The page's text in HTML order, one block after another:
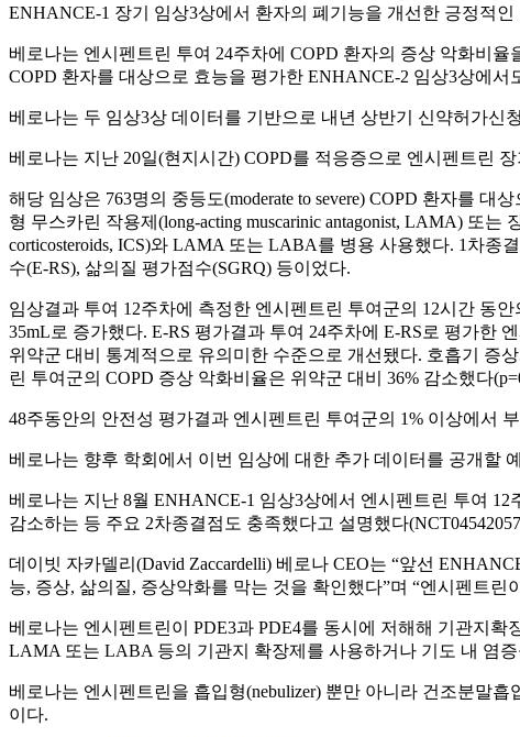
ENHANCE-1 장기 임상3상에서 환자의 폐기능을 개선한 긍정적인
베로나는 엔시펜트린 투여 24주차에 COPD 환자의 증상 악화비
COPD 환자를 대상으로 효능을 평가한 ENHANCE-2 임상3상에
베로나는 두 임상3상 데이터를 기반으로 내년 상반기 신약허가신
베로나는 지난 20일(현지시간) COPD를 적응증으로 엔시펜트린
해당 임상은 763명의 중등도(moderate to severe) COPD 환자를
형 무스카린 작용제(long-acting muscarinic antagonist, LAMA) 또
corticosteroids, ICS)와 LAMA 또는 LABA를 병용 사용했다. 1차종
수(E-RS), 삶의질 평가점수(SGRQ) 등이었다.
임상결과 투여 12주차에 측정한 엔시펜트린 투여군의 12시간 동
35mL로 증가했다. E-RS 평가결과 투여 24주차에 E-RS로 평가한
위약군 대비 통계적으로 유의미한 수준으로 개선됐다. 호흡기 증
린 투여군의 COPD 증상 악화비율은 위약군 대비 36% 감소했다
48주동안의 안전성 평가결과 엔시펜트린 투여군의 1% 이상에서
베로나는 향후 학회에서 이번 임상에 대한 추가 데이터를 공개할
베로나는 지난 8월 ENHANCE-1 임상3상에서 엔시펜트린 투여
감소하는 등 주요 2차종결점도 충족했다고 설명했다
데이빗 자카델리(David Zaccardelli) 베로나 CEO는 “앞선
능, 증상, 삶의질, 증상악화를 막는 것을 확인했다”며 “엔시펜트
베로나는 엔시펜트린이 PDE3과 PDE4를 동시에 저해해 기관지
LAMA 또는 LABA 등의 기관지 확장제를 사용하거나 기도 내 염
베로나는 엔시펜트린을 흡입형(nebulizer) 뿐만 아니라 건조분말흡
이다.